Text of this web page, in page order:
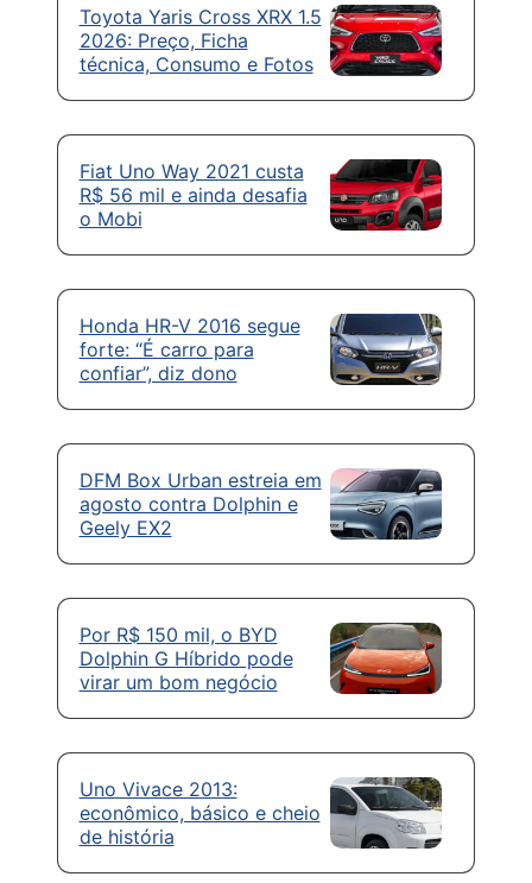
Toyota Yaris Cross XRX 1.5
2026: Preço, Ficha
técnica, Consumo e Fotos
Fiat Uno Way 2021 custa
R$ 56 mil e ainda desafia
o Mobi
Honda HR-V 2016 segue
forte: “É carro para
confiar”, diz dono
DFM Box Urban estreia em
agosto contra Dolphin e
Geely EX2
Por R$ 150 mil, o BYD
Dolphin G Híbrido pode
virar um bom negócio
Uno Vivace 2013:
econômico, básico e cheio
de história